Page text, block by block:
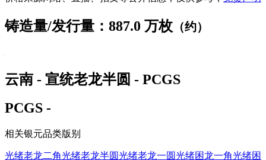
铸造量/发行量：887.0 万枚 （约）
云南 - 宣统老龙半圆 - PCGS
PCGS -
相关银元品类版别
光绪老龙二角光绪老龙半圆光绪老龙一圆光绪困龙一角光绪困